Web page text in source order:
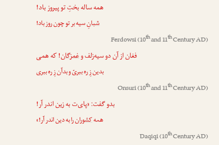
همه ساله بختِ تو پیروز باد!
شبانِسیه بر تو چون روز باد!
Ferdowsi(10thand 11thCentury AD)
فغان از آن دو سیه‌زلف وغمزگان! که همی
بدین زِ ره ببریّ و بدآن زِ ره ببری
Onsuri(10thand 11thCentury AD)
بدو گفت: «پای‌ت به زین اندر آر!
همهکشورانرا به دین اندر آر!»
Daqiqi(10thCentury AD)